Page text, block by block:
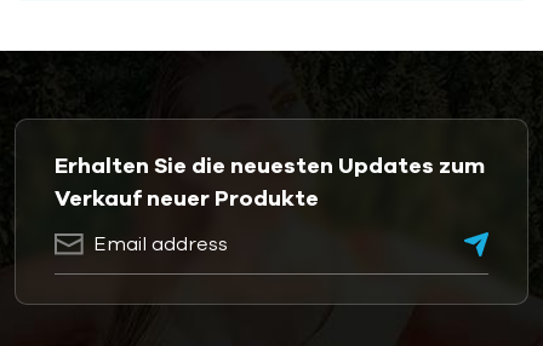
Erhalten Sie die neuesten Updates zum
Verkauf neuer Produkte